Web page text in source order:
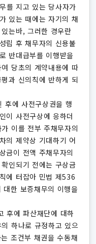
를 지고 있는 당사자가
있는 때에는 자기의 채
는바, 그러한 경우란
립 후 채무자의 신용불
반대급부를 이행받을
당초의 계약내용에 따
과 신의칙에 반하게 되
후에 사전구상권을 행
이 사전구상에 응하더
이를 전부 주채무자의
의 제약상 기대하기 어
금이 전액 주채무자의
인되기 전에는 구상금
에 터잡아 민법 제536
한 보증채무의 이행을
후에 파산재단에 대하
하나로 규정하고 있으
조건부 채권을 수동채